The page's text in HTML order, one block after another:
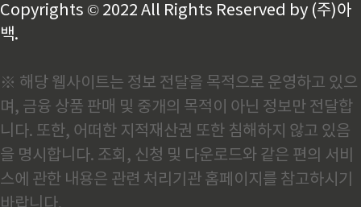
0년(120개월) 이상 국민연..
Copyrights © 2022 All Rights Reserved by (주)아
백.
※ 해당 웹사이트는 정보 전달을 목적으로 운영하고 있으
며, 금융 상품 판매 및 중개의 목적이 아닌 정보만 전달합
니다. 또한, 어떠한 지적재산권 또한 침해하지 않고 있음
을 명시합니다. 조회, 신청 및 다운로드와 같은 편의 서비
스에 관한 내용은 관련 처리기관 홈페이지를 참고하시기